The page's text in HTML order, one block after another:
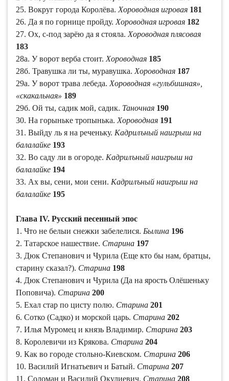
25. Вокруг города Королёва. Хороводная игровая 181
26. Да я по горнице пройду. Хороводная игровая 182
27. Ох, с-под зарёю да я стояла. Хороводная плясовая
183
28а. У ворот верба стоит. Хороводная 185
28б. Травушка ли ты, муравушка. Хороводная 187
29а. У ворот трава лебеда. Хороводная «гульбишная»,
«скакальная» 189
29б. Ой ты, садик мой, садик. Таночная 190
30. На горыньке тропынька. Хороводная 191
31. Выйду ль я на реченьку. Кадрилъный наигрыш на
балалайке 193
32. Во саду ли в огороде. Кадрилъный наигрыш на
балалайке 194
33. Ах вы, сени, мои сени. Кадрилъный наигрыш на
балалайке 195
Глава IV. Русский песенный эпос
1. Что не белыи снежки забелелися. Былина 196
2. Татарское нашествие. Старина 197
3. Дюк Степанович и Чурила (Еще кто бы нам, братцы,
старину сказал?). Старина 198
4. Дюк Степанович и Чурила (Да на ярость Олёшеньку
Поповича). Старина 200
5. Ехал стар по цисту полю. Старина 201
6. Сотко (Садко) и морской царь. Старина 202
7. Илья Муромец и князь Владимир. Старина 203
8. Королевичи из Крякова. Старина 204
9. Как во городе стольно-Киевском. Старина 206
10. Василий Игнатьевич и Батый. Старина 207
11. Соломан и Василий Окулиевич. Старина 208